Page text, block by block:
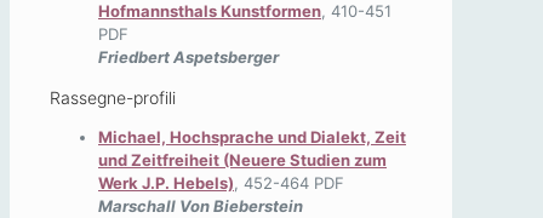
Hofmannsthals Kunstformen, 410-451
PDF
Friedbert Aspetsberger
Rassegne-profili
Michael, Hochsprache und Dialekt, Zeit
und Zeitfreiheit (Neuere Studien zum
Werk J.P. Hebels), 452-464 PDF
Marschall Von Bieberstein